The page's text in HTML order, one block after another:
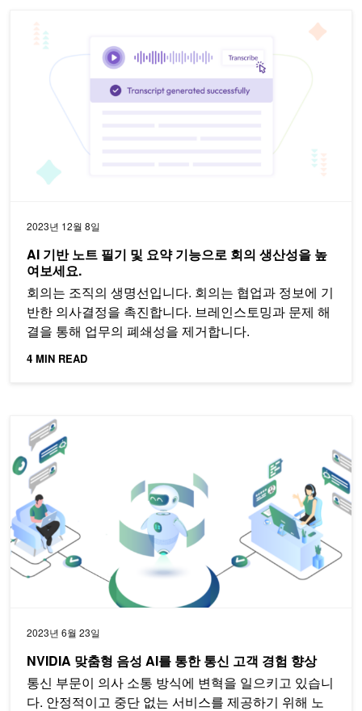
2023년 12월 8일
AI 기반 노트 필기 및 요약 기능으로 회의 생산성을 높
여보세요.
회의는 조직의 생명선입니다. 회의는 협업과 정보에 기
반한 의사결정을 촉진합니다. 브레인스토밍과 문제 해
결을 통해 업무의 폐쇄성을 제거합니다.
4 MIN READ
2023년 6월 23일
NVIDIA 맞춤형 음성 AI를 통한 통신 고객 경험 향상
통신 부문이 의사 소통 방식에 변혁을 일으키고 있습니
다. 안정적이고 중단 없는 서비스를 제공하기 위해 노
NVIDIA 맞춤형 음성 AI를 통한 통신 고객 경험 향상